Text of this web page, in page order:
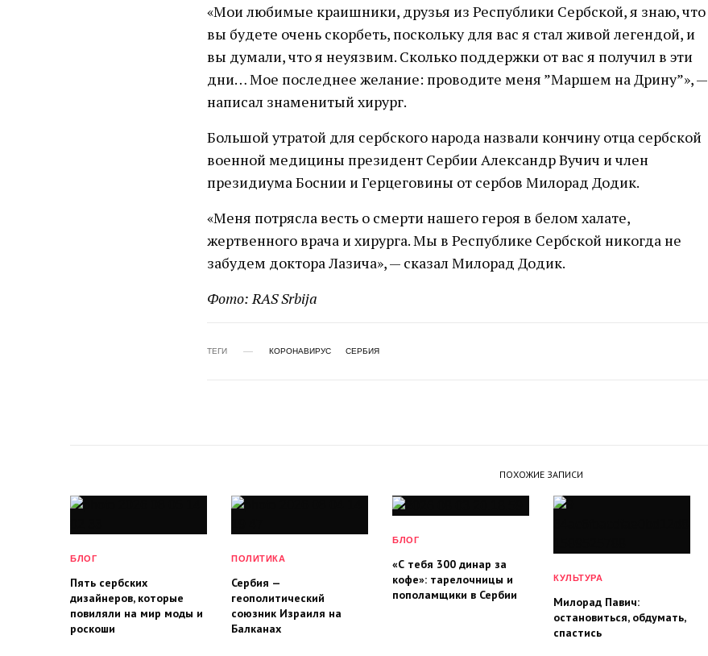
«Мои любимые краишники, друзья из Республики Сербской, я знаю, что
вы будете очень скорбеть, поскольку для вас я стал живой легендой, и
вы думали, что я неуязвим. Сколько поддержки от вас я получил в эти
дни… Мое последнее желание: проводите меня ”Маршем на Дрину”», —
написал знаменитый хирург.
Большой утратой для сербского народа назвали кончину отца сербской
военной медицины президент Сербии Александр Вучич и член
президиума Боснии и Герцеговины от сербов Милорад Додик.
«Меня потрясла весть о смерти нашего героя в белом халате,
жертвенного врача и хирурга. Мы в Республике Сербской никогда не
забудем доктора Лазича», — сказал Милорад Додик.
Фото: RAS Srbija
ТЕГИ КОРОНАВИРУС СЕРБИЯ
ПОХОЖИЕ ЗАПИСИ
БЛОГ
Пять сербских
дизайнеров, которые
повиляли на мир моды и
роскоши
ПОЛИТИКА
Сербия —
геополитический
союзник Израиля на
Балканах
БЛОГ
«С тебя 300 динар за
кофе»: тарелочницы и
пополамщики в Сербии
КУЛЬТУРА
Милорад Павич:
остановиться, обдумать,
спастись